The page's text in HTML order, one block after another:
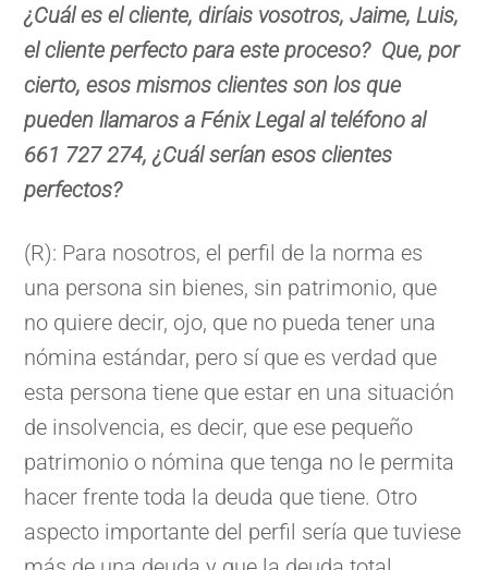
¿Cuál es el cliente, diríais vosotros, Jaime, Luis,
el cliente perfecto para este proceso? Que, por
cierto, esos mismos clientes son los que
pueden llamaros a Fénix Legal al teléfono al
661 727 274, ¿Cuál serían esos clientes
perfectos?
(R): Para nosotros, el perfil de la norma es
una persona sin bienes, sin patrimonio, que
no quiere decir, ojo, que no pueda tener una
nómina estándar, pero sí que es verdad que
esta persona tiene que estar en una situación
de insolvencia, es decir, que ese pequeño
patrimonio o nómina que tenga no le permita
hacer frente toda la deuda que tiene. Otro
aspecto importante del perfil sería que tuviese